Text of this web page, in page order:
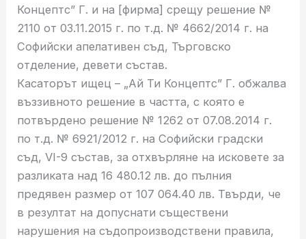
Концептс” Г. и на [фирма] срещу решение №
2110 от 03.11.2015 г. по т.д. № 4662/2014 г. на
Софийски апелативен съд, Търговско
отделение, девети състав.
Касаторът ищец – „Ай Ти Концептс” Г. обжалва
въззивното решение в частта, с която е
потвърдено решение № 1262 от 07.08.2014 г.
по т.д. № 6921/2012 г. на Софийски градски
съд, VІ-9 състав, за отхвърляне на исковете за
разликата над 16 480.12 лв. до пълния
предявен размер от 107 064.40 лв. Твърди, че
в резултат на допуснати съществени
нарушения на съдопроизводствени правила,